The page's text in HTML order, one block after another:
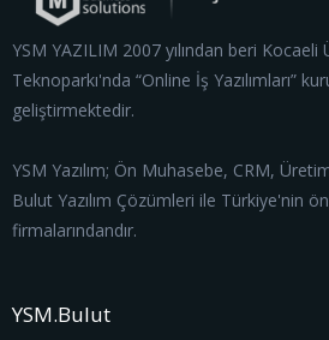
YSM YAZILIM 2007 yılından beri Kocaeli
Teknoparkı'nda “Online İş Yazılımları”
geliştirmektedir.
YSM Yazılım; Ön Muhasebe, CRM,
Bulut Yazılım Çözümleri ile Türkiye'nin
firmalarındandır.
YSM.Bulut